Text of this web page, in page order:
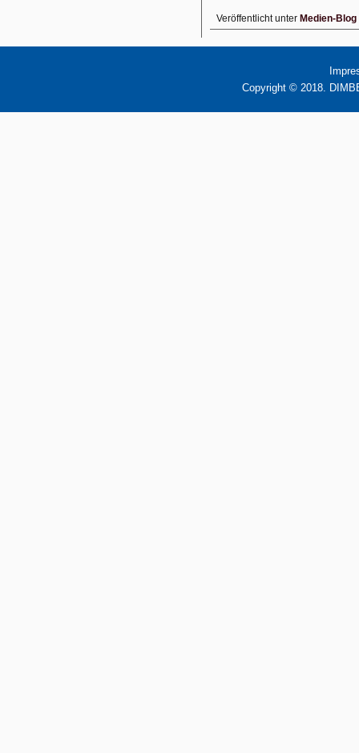
Veröffentlicht unter Medien-Blog
Copyright © 2018.